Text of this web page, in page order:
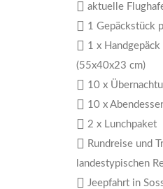
aktuelle
1 Gepäckstück
1 x
(55x40x23 cm)
10 x
10 x
2 x Lunchpaket
Rundreise und
landestypischen
Jeepfahrt in